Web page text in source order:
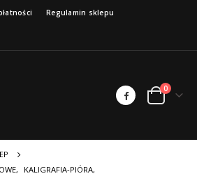
Regulamin sklepu
0
, KALIGRAFIA-PIÓRA,